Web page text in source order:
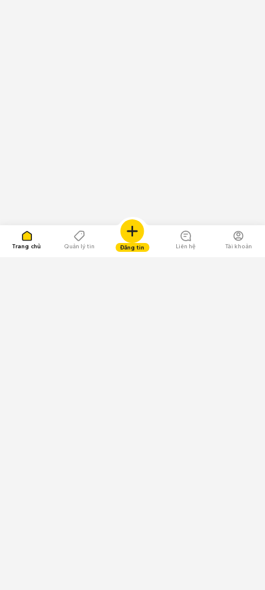
Trang chủ Quản lý tin Đăng tin Liên hệ Tài khoản